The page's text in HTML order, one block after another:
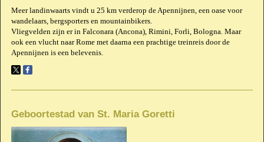
Meer landinwaarts vindt u 25 km verderop de Apennijnen, een oase voor
wandelaars, bergsporters en mountainbikers.
Vliegvelden zijn er in Falconara (Ancona), Rimini, Forli, Bologna. Maar
ook een vlucht naar Rome met daarna een prachtige treinreis door de
Apennijnen is een belevenis.
Geboortestad van St. Maria Goretti